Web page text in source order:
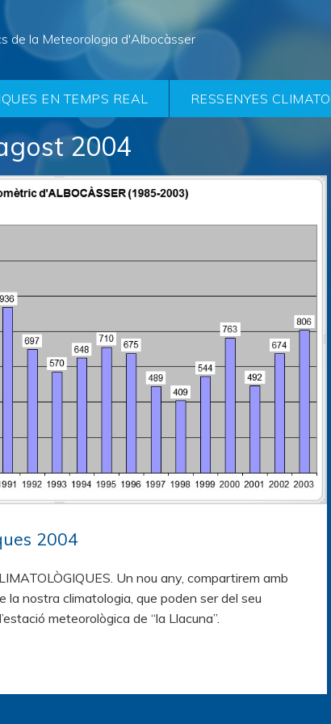
de la Meteorologia d'Albocàsser
EN TEMPS REAL RESSENYES
2004
2004
Un nou any, compartirem amb
nostra climatologia, que poden ser del seu
meteorològica de “la Llacuna”.